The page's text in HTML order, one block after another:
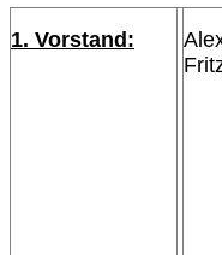
1. Vorstand: